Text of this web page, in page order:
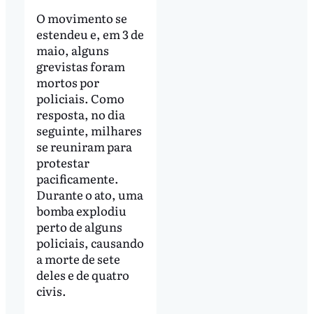
O movimento se
estendeu e, em 3 de
maio, alguns
grevistas foram
mortos por
policiais. Como
resposta, no dia
seguinte, milhares
se reuniram para
protestar
pacificamente.
Durante o ato, uma
bomba explodiu
perto de alguns
policiais, causando
a morte de sete
deles e de quatro
civis.